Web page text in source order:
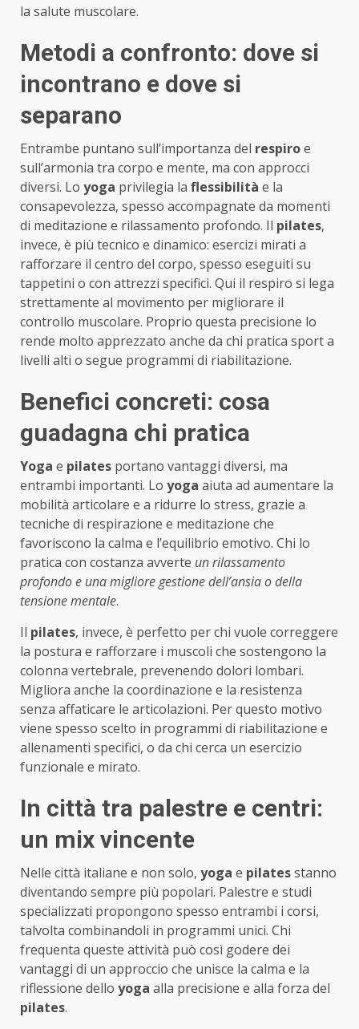
la salute muscolare.
Metodi a confronto: dove si
incontrano e dove si
separano
Entrambe puntano sull’importanza del respiroe
sull’armonia tra corpo e mente, ma con approcci
diversi. Lo yoga privilegia la flessibilità e la
consapevolezza, spesso accompagnate da momenti
di meditazione e rilassamento profondo. Il pilates,
invece, è più tecnico e dinamico: esercizi mirati a
rafforzare il centro del corpo, spesso eseguiti su
tappetini o con attrezzi specifici. Qui il respiro si lega
strettamente al movimento per migliorare il
controllo muscolare. Proprio questa precisione lo
rende molto apprezzato anche da chi pratica sport a
livelli alti o segue programmi di riabilitazione.
Benefici concreti: cosa
guadagna chi pratica
Yoga e pilates portano vantaggi diversi, ma
entrambi importanti. Lo yoga aiuta ad aumentare la
mobilità articolare e a ridurre lo stress, grazie a
tecniche di respirazione e meditazione che
favoriscono la calma e l’equilibrio emotivo. Chi lo
pratica con costanza avverte un rilassamento
profondo e una migliore gestione dell’ansia o della
tensione mentale.
Il pilates, invece, è perfetto per chi vuole correggere
la postura e rafforzare i muscoli che sostengono la
colonna vertebrale, prevenendo dolori lombari.
Migliora anche la coordinazione e la resistenza
senza affaticare le articolazioni. Per questo motivo
viene spesso scelto in programmi di riabilitazione e
allenamenti specifici, o da chi cerca un esercizio
funzionale e mirato.
In città tra palestre e centri:
un mix vincente
Nelle città italiane e non solo, yoga e pilatesstanno
diventando sempre più popolari. Palestre e studi
specializzati propongono spesso entrambi i corsi,
talvolta combinandoli in programmi unici. Chi
frequenta queste attività può così godere dei
vantaggi di un approccio che unisce la calma e la
riflessione dello yoga alla precisione e alla forza del
pilates.